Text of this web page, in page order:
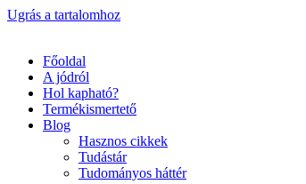
Ugrás a tartalomhoz
Főoldal
A jódról
Hol kapható?
Termékismertető
Blog
Hasznos cikkek
Tudástár
Tudományos háttér